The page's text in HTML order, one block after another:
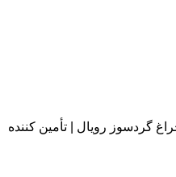
گردسوز رویال | تأمین کننده